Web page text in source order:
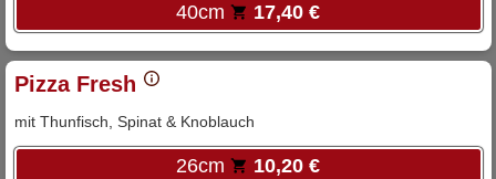
40cm 17,40 €
Pizza Fresh
mit Thunfisch, Spinat & Knoblauch
26cm 10,20 €